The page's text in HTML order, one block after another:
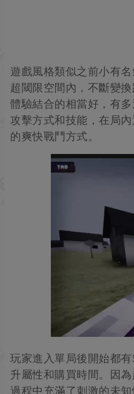
遊戲風格類似之前小有
超閾限空間內，不斷變
體驗結合的相當好，有
攻擊方式和技能，在局
的爽快戰鬥方式。
玩家進入單局後開始都
升屬性和購買時間。因
過程中充滿了刺激的未